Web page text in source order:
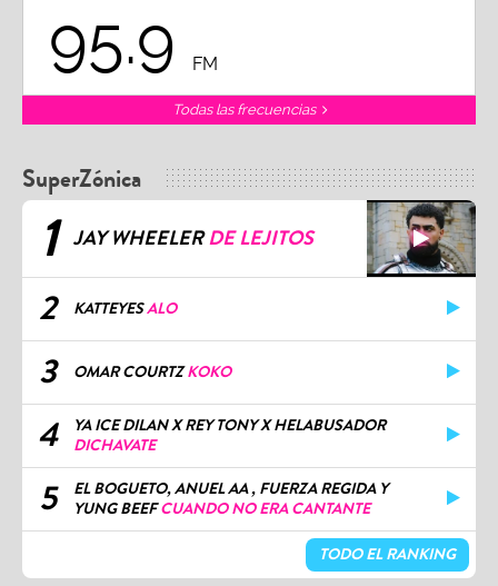
95.9 FM
Todas las frecuencias
SuperZónica
1 JAY WHEELERDE LEJITOS
2 KATTEYESALO
3 OMAR COURTZKOKO
4
YA ICE DILAN X REY TONY X HELABUSADOR
DICHAVATE
5
EL BOGUETO, ANUEL AA , FUERZA REGIDA Y
YUNG BEEFCUANDO NO ERA CANTANTE
TODO EL RANKING